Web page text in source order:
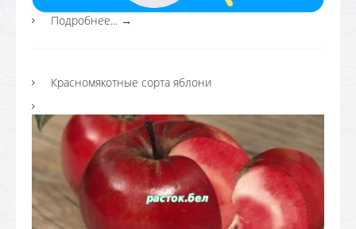
Подробнее... →
Красномякотные сорта яблони